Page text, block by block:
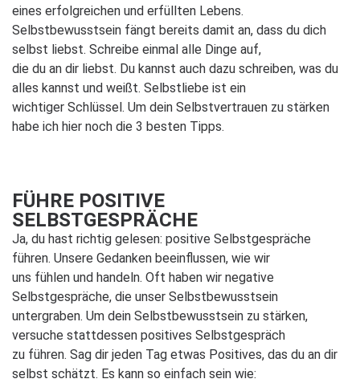
eines erfolgreichen und erfüllten Lebens.
Selbstbewusstsein fängt bereits damit an, dass du dich
selbst liebst. Schreibe einmal alle Dinge auf,
die du an dir liebst. Du kannst auch dazu schreiben, was du
alles kannst und weißt. Selbstliebe ist ein
wichtiger Schlüssel. Um dein Selbstvertrauen zu stärken
habe ich hier noch die 3 besten Tipps.
FÜHRE POSITIVE
SELBSTGESPRÄCHE
Ja, du hast richtig gelesen: positive Selbstgespräche
führen. Unsere Gedanken beeinflussen, wie wir
uns fühlen und handeln. Oft haben wir negative
Selbstgespräche, die unser Selbstbewusstsein
untergraben. Um dein Selbstbewusstsein zu stärken,
versuche stattdessen positives Selbstgespräch
zu führen. Sag dir jeden Tag etwas Positives, das du an dir
selbst schätzt. Es kann so einfach sein wie: